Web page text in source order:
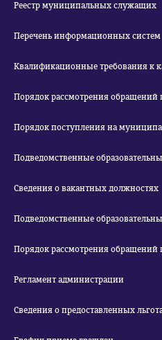
Реестр муниципальных служащих
Перечень информационных систем
Квалификационные требования к
Порядок рассмотрения обращений
Порядок поступления на
Подведомственные
Сведения о вакантных должностях
Подведомственные
Порядок рассмотрения обращений
Регламент администрации
Сведения о предоставленных